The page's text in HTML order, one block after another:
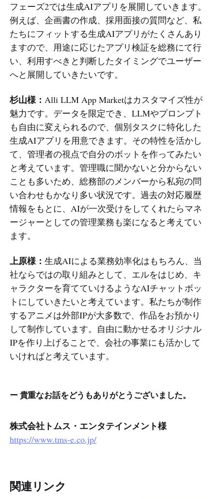
フェーズ2では生成AIアプリを展開していきます。
例えば、企画書の作成、採用面接の質問など、私
たちにフィットする生成AIアプリがたくさんあり
ますので、用途に応じたアプリ検証を総務にて行
い、利用すべきと判断したタイミングでユーザー
へと展開していきたいです。
杉山様： Alli LLM App Marketはカスタマイズ性が
魅力です。データを限定でき、LLMやプロンプト
も自由に変えられるので、個別タスクに特化した
生成AIアプリを用意できます。その特性を活かし
て、管理者の視点で自分のボットを作ってみたい
と考えています。管理職に聞かないと分からない
ことも多いため、総務部のメンバーから私宛の問
い合わせもかなり多い状況です。過去の対応履歴
情報をもとに、AIが一次受けをしてくれたらマネ
ージャーとしての管理業務も楽になると考えてい
ます。
上原様： 生成AIによる業務効率化はもちろん、当
社ならではの取り組みとして、エルをはじめ、キ
ャラクターを育てていけるようなAIチャットボッ
トにしていきたいと考えています。私たちが制作
するアニメは外部IPが大多数で、作品をお預かり
して制作しています。自由に動かせるオリジナル
IPを作り上げることで、会社の事業にも活かして
いければと考えています。
ー 貴重なお話をどうもありがとうございました。
株式会社トムス・エンタテインメント様
https://www.tms-e.co.jp/
関連リンク